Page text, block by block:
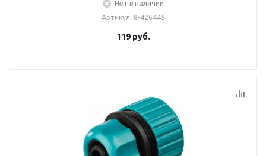
Нет в наличии
Артикул: 8-426445
119 руб.